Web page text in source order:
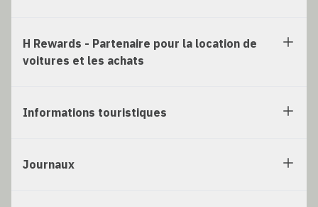
H Rewards - Partenaire pour la location de
voitures et les achats
Informations touristiques
Journaux